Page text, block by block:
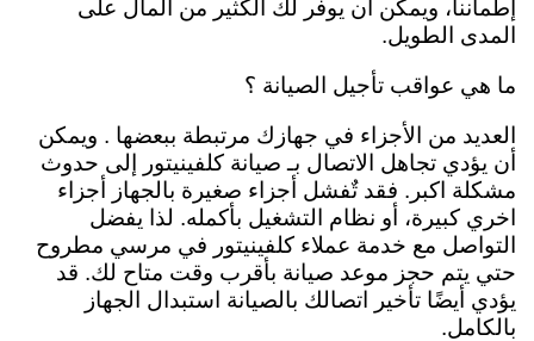
إطمأنناً، ويمكن أن يوفر لك الكثير من المال على
المدى الطويل.
ما هي عواقب تأجيل الصيانة ؟
العديد من الأجزاء في جهازك مرتبطة ببعضها . ويمكن
أن يؤدي تجاهل الاتصال بـ صيانة كلفينيتور إلى حدوث
مشكلة اكبر. فقد تٌفشل أجزاء صغيرة بالجهاز أجزاء
اخري كبيرة، أو نظام التشغيل بأكمله. لذا يفضل
التواصل مع خدمة عملاء كلفينيتور في مرسي مطروح
حتي يتم حجز موعد صيانة بأقرب وقت متاح لك. قد
يؤدي أيضًا تأخير اتصالك بالصيانة استبدال الجهاز
بالكامل.